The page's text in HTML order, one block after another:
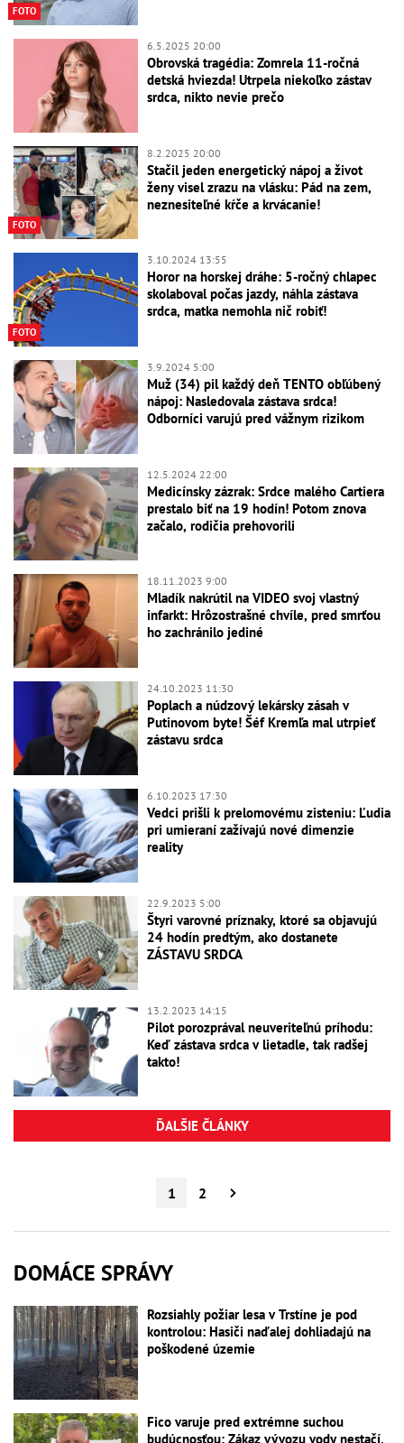
FOTO
6.5.2025 20:00
Obrovská tragédia: Zomrela 11-ročná
detská hviezda! Utrpela niekoľko zástav
srdca, nikto nevie prečo
FOTO
8.2.2025 20:00
Stačil jeden energetický nápoj a život
ženy visel zrazu na vlásku: Pád na zem,
neznesiteľné kŕče a krvácanie!
FOTO
3.10.2024 13:55
Horor na horskej dráhe: 5-ročný chlapec
skolaboval počas jazdy, náhla zástava
srdca, matka nemohla nič robiť!
3.9.2024 5:00
Muž (34) pil každý deň TENTO obľúbený
nápoj: Nasledovala zástava srdca!
Odborníci varujú pred vážnym rizikom
12.5.2024 22:00
Medicínsky zázrak: Srdce malého Cartiera
prestalo biť na 19 hodín! Potom znova
začalo, rodičia prehovorili
18.11.2023 9:00
Mladík nakrútil na VIDEO svoj vlastný
infarkt: Hrôzostrašné chvíle, pred smrťou
ho zachránilo jediné
24.10.2023 11:30
Poplach a núdzový lekársky zásah v
Putinovom byte! Šéf Kremľa mal utrpieť
zástavu srdca
6.10.2023 17:30
Vedci prišli k prelomovému zisteniu: Ľudia
pri umieraní zažívajú nové dimenzie
reality
22.9.2023 5:00
Štyri varovné príznaky, ktoré sa objavujú
24 hodín predtým, ako dostanete
ZÁSTAVU SRDCA
13.2.2023 14:15
Pilot porozprával neuveriteľnú príhodu:
Keď zástava srdca v lietadle, tak radšej
takto!
ĎALŠIE ČLÁNKY
1 2
DOMÁCE SPRÁVY
Rozsiahly požiar lesa v Trstíne je pod
kontrolou: Hasiči naďalej dohliadajú na
poškodené územie
Fico varuje pred extrémne suchou
budúcnosťou: Zákaz vývozu vody nestačí,